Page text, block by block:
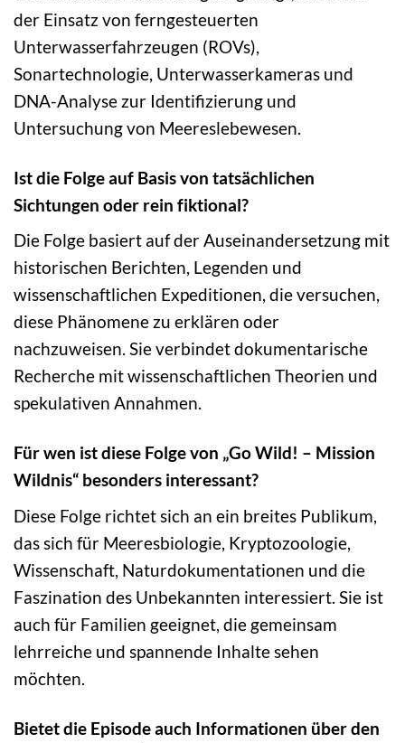
der Einsatz von ferngesteuerten
Unterwasserfahrzeugen (ROVs),
Sonartechnologie, Unterwasserkameras und
DNA-Analyse zur Identifizierung und
Untersuchung von Meereslebewesen.
Ist die Folge auf Basis von tatsächlichen
Sichtungen oder rein fiktional?
Die Folge basiert auf der Auseinandersetzung mit
historischen Berichten, Legenden und
wissenschaftlichen Expeditionen, die versuchen,
diese Phänomene zu erklären oder
nachzuweisen. Sie verbindet dokumentarische
Recherche mit wissenschaftlichen Theorien und
spekulativen Annahmen.
Für wen ist diese Folge von „Go Wild! – Mission
Wildnis“ besonders interessant?
Diese Folge richtet sich an ein breites Publikum,
das sich für Meeresbiologie, Kryptozoologie,
Wissenschaft, Naturdokumentationen und die
Faszination des Unbekannten interessiert. Sie ist
auch für Familien geeignet, die gemeinsam
lehrreiche und spannende Inhalte sehen
möchten.
Bietet die Episode auch Informationen über den